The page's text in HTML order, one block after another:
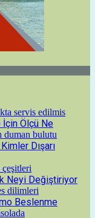
İçin Ölçü Ne
Dışarı
Neyi Değiştiriyor
Beslenme